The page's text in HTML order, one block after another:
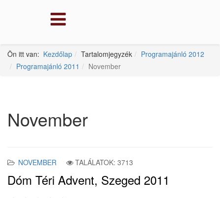
Ön itt van: Kezdőlap Tartalomjegyzék
Programajánló 2012
Programajánló 2011
November
November
NOVEMBER TALÁLATOK: 3713
Dóm Téri Advent, Szeged 2011